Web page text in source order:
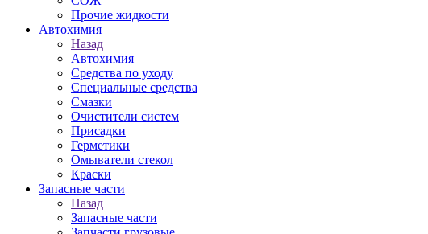
Прочие жидкости
Автохимия
Назад
Автохимия
Средства по уходу
Специальные средства
Смазки
Очистители систем
Присадки
Герметики
Омыватели стекол
Краски
Запасные части
Назад
Запасные части